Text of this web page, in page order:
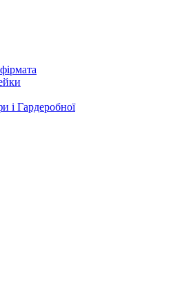
і Гардеробної